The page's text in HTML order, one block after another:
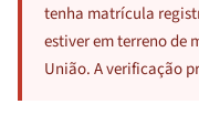
tenha matrícula
estiver em terreno de
União. A verificação